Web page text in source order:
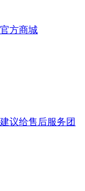
方商城
议给售后服务团